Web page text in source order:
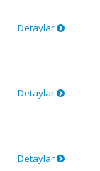
Detaylar
Detaylar
Detaylar